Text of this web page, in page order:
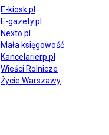
E-kiosk.pl
E-gazety.pl
Nexto.pl
Mała księgowość
Kancelarierp.pl
Wieści Rolnicze
Życie Warszawy